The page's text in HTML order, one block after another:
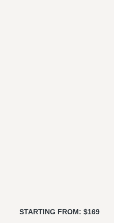
STARTING FROM: $169